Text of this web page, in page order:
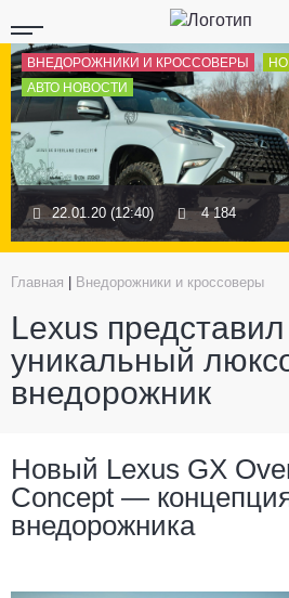
ВНЕДОРОЖНИКИ И КРОССОВЕРЫ
АВТО НОВОСТИ
22.01.20 (12:40) 4 184
Главная Внедорожники и кроссоверы
Lexus
уникальный
внедорожник
Новый Lexus GX
Concept —
внедорожника